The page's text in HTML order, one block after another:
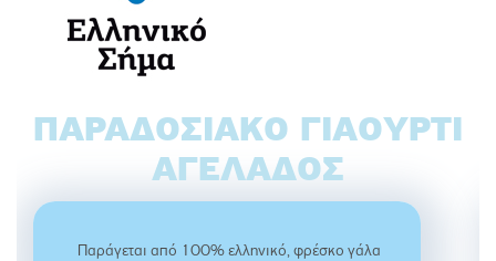
ΠΑΡΑΔΟΣΙΑΚΟ ΓΙΑΟΎΡΤΙ
ΑΓΕΛΆΔΟΣ
Παράγεται από 100% ελληνικό, φρέσκο γάλα